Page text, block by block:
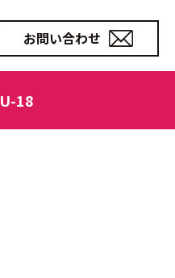
お問い合わせ
U-18